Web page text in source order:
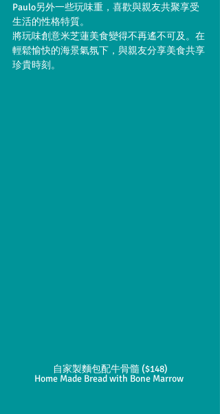
Paulo另外一些玩味重，喜歡與親友共聚享受
生活的性格特質。
將玩味創意米芝蓮美食變得不再遙不可及。在
輕鬆愉快的海景氣氛下，與親友分享美食共享
珍貴時刻。
自家製麵包配牛骨髓 ($148)
Home Made Bread with Bone Marrow